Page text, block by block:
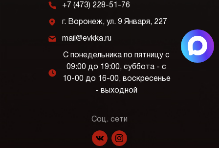
m +7 (473) 228-51-76
j г. Воронеж, ул. 9 Января, 227
k mail@evkka.ru
l
С понедельника по пятницу с
09:00 до 19:00, суббота - с
10-00 до 16-00, воскресенье
- выходной
Соц. сети
f p